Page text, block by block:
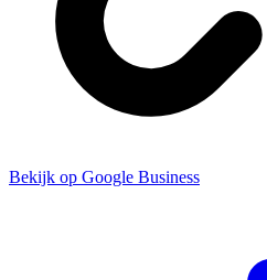
Bekijk op Google Business